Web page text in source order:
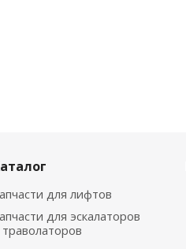
для лифтов
для эскалаторов